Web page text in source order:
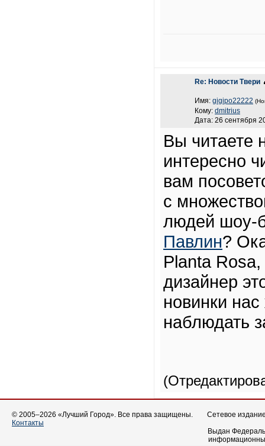
Re: Новости Твери
Имя: gigipo22222
Кому: dmitrius
Дата: 26 сентября
Вы читаете
интересно
вам
с
людей шоу-
Павлин?
Planta
дизайнер
новинки
наблюдать
© 2005–2026 «Лучший Город». Все права защищены.
Контакты
Сетевое
Выдан